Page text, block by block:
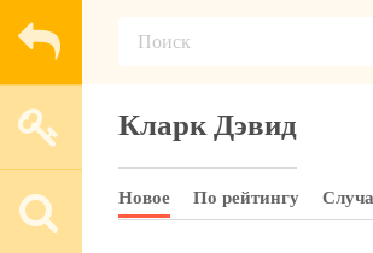
Кларк Дэвид
Новое По рейтингу